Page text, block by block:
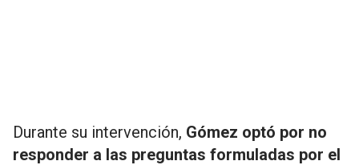
Durante su intervención, Gómez optó por no
responder a las preguntas formuladas por el